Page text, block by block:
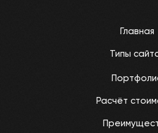
Типы
Расчёт
Главная